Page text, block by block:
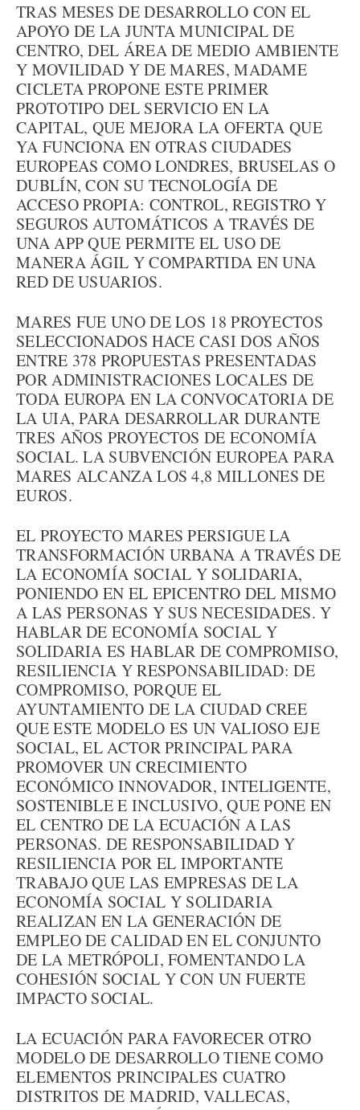
TRAS MESES DE DESARROLLO CON EL
APOYO DE LA JUNTA MUNICIPAL DE
CENTRO, DEL ÁREA DE MEDIO AMBIENTE
Y MOVILIDAD Y DE MARES, MADAME
CICLETA PROPONE ESTE PRIMER
PROTOTIPO DEL SERVICIO EN LA
CAPITAL, QUE MEJORA LA OFERTA QUE
YA FUNCIONA EN OTRAS CIUDADES
EUROPEAS COMO LONDRES, BRUSELAS O
DUBLÍN, CON SU TECNOLOGÍA DE
ACCESO PROPIA: CONTROL, REGISTRO Y
SEGUROS AUTOMÁTICOS A TRAVÉS DE
UNA APP QUE PERMITE EL USO DE
MANERA ÁGIL Y COMPARTIDA EN UNA
RED DE USUARIOS.
MARES FUE UNO DE LOS 18 PROYECTOS
SELECCIONADOS HACE CASI DOS AÑOS
ENTRE 378 PROPUESTAS PRESENTADAS
POR ADMINISTRACIONES LOCALES DE
TODA EUROPA EN LA CONVOCATORIA DE
LA UIA, PARA DESARROLLAR DURANTE
TRES AÑOS PROYECTOS DE ECONOMÍA
SOCIAL. LA SUBVENCIÓN EUROPEA PARA
MARES ALCANZA LOS 4,8 MILLONES DE
EUROS.
EL PROYECTO MARES PERSIGUE LA
TRANSFORMACIÓN URBANA A TRAVÉS DE
LA ECONOMÍA SOCIAL Y SOLIDARIA,
PONIENDO EN EL EPICENTRO DEL MISMO
A LAS PERSONAS Y SUS NECESIDADES. Y
HABLAR DE ECONOMÍA SOCIAL Y
SOLIDARIA ES HABLAR DE COMPROMISO,
RESILIENCIA Y RESPONSABILIDAD: DE
COMPROMISO, PORQUE EL
AYUNTAMIENTO DE LA CIUDAD CREE
QUE ESTE MODELO ES UN VALIOSO EJE
SOCIAL, EL ACTOR PRINCIPAL PARA
PROMOVER UN CRECIMIENTO
ECONÓMICO INNOVADOR, INTELIGENTE,
SOSTENIBLE E INCLUSIVO, QUE PONE EN
EL CENTRO DE LA ECUACIÓN A LAS
PERSONAS. DE RESPONSABILIDAD Y
RESILIENCIA POR EL IMPORTANTE
TRABAJO QUE LAS EMPRESAS DE LA
ECONOMÍA SOCIAL Y SOLIDARIA
REALIZAN EN LA GENERACIÓN DE
EMPLEO DE CALIDAD EN EL CONJUNTO
DE LA METRÓPOLI, FOMENTANDO LA
COHESIÓN SOCIAL Y CON UN FUERTE
IMPACTO SOCIAL.
LA ECUACIÓN PARA FAVORECER OTRO
MODELO DE DESARROLLO TIENE COMO
ELEMENTOS PRINCIPALES CUATRO
DISTRITOS DE MADRID, VALLECAS,